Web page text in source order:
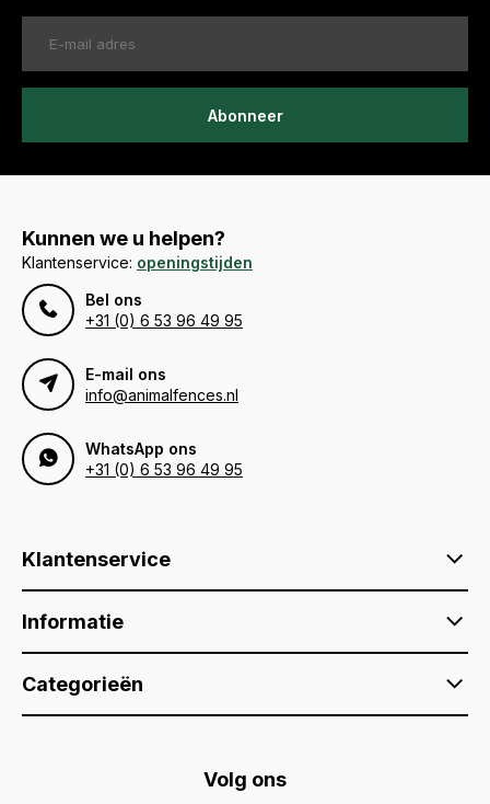
Abonneer
Kunnen we u helpen?
Klantenservice: openingstijden
Bel ons
+31 (0) 6 53 96 49 95
E-mail ons
info@animalfences.nl
WhatsApp ons
+31 (0) 6 53 96 49 95
Klantenservice
Informatie
Categorieën
Volg ons